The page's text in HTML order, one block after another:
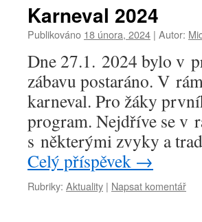
Karneval 2024
Publikováno 18 února, 2024 | Autor:
Dne 27.1. 2024 bylo v
zábavu postaráno. V
karneval. Pro žáky
program. Nejdříve se v
s některými zvyky a
Celý příspěvek →
Rubriky: Aktuality | Napsat komentář